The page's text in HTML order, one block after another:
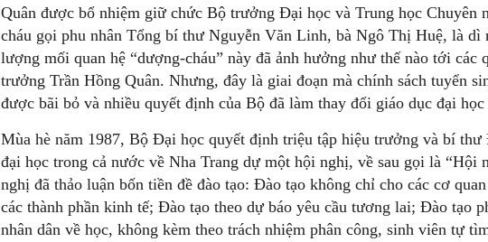
Quân được bổ nhiệm giữ chức Bộ trưởng Đại học và Trung học Chuyên
cháu gọi phu nhân Tổng bí thư Nguyễn Văn Linh, bà Ngô Thị Huệ, là dì
lượng mối quan hệ “dượng-cháu” này đã ảnh hưởng như thế nào tới các
trưởng Trần Hồng Quân. Nhưng, đây là giai đoạn mà chính sách tuyển
được bãi bỏ và nhiều quyết định của Bộ đã làm thay đổi giáo dục đại
Mùa hè năm 1987, Bộ Đại học quyết định triệu tập hiệu trưởng và bí
đại học trong cả nước về Nha Trang dự một hội nghị, về sau gọi là “Hội
nghị đã thảo luận bốn tiền đề đào tạo: Đào tạo không chỉ cho các cơ
các thành phần kinh tế; Đào tạo theo dự báo yêu cầu tương lai; Đào tạo
nhân dân về học, không kèm theo trách nhiệm phân công, sinh viên tự